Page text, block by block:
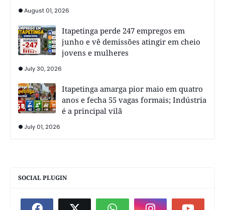
August 01, 2026
Itapetinga perde 247 empregos em
junho e vê demissões atingir em cheio
jovens e mulheres
July 30, 2026
Itapetinga amarga pior maio em quatro
anos e fecha 55 vagas formais; Indústria
é a principal vilã
July 01, 2026
SOCIAL PLUGIN